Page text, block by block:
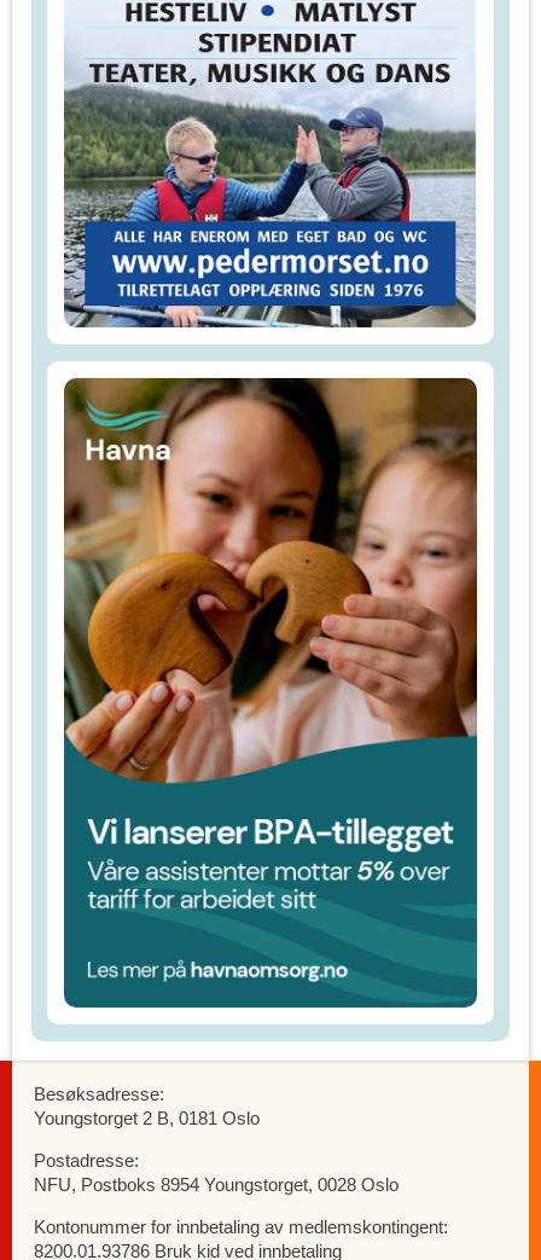
Besøksadresse:
Youngstorget 2 B, 0181 Oslo
Postadresse:
NFU, Postboks 8954 Youngstorget, 0028 Oslo
Kontonummer for innbetaling av medlemskontingent:
8200.01.93786 Bruk kid ved innbetaling